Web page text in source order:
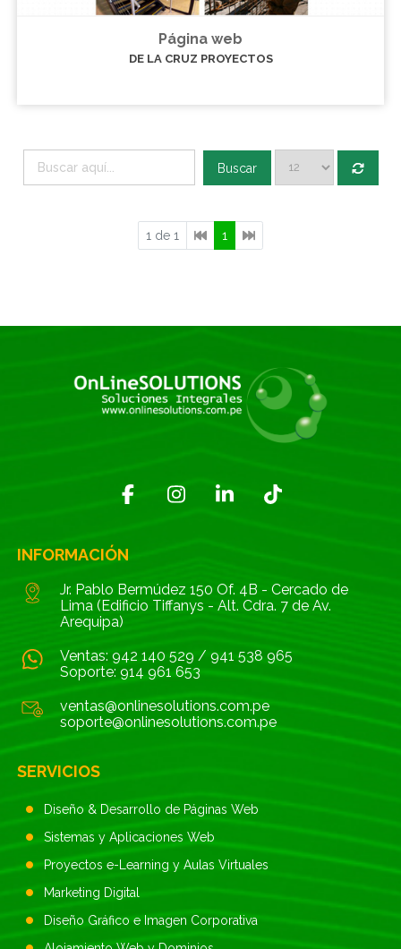
Página web
DE LA CRUZ PROYECTOS
Buscar
1 de 1 1
INFORMACIÓN
Jr. Pablo Bermúdez 150 Of. 4B - Cercado de
Lima (Edificio Tiffanys - Alt. Cdra. 7 de Av.
Arequipa)
Ventas: 942 140 529 / 941 538 965
Soporte: 914 961 653
ventas@onlinesolutions.com.pe
soporte@onlinesolutions.com.pe
SERVICIOS
Diseño & Desarrollo de Páginas Web
Sistemas y Aplicaciones Web
Proyectos e-Learning y Aulas Virtuales
Marketing Digital
Diseño Gráfico e Imagen Corporativa